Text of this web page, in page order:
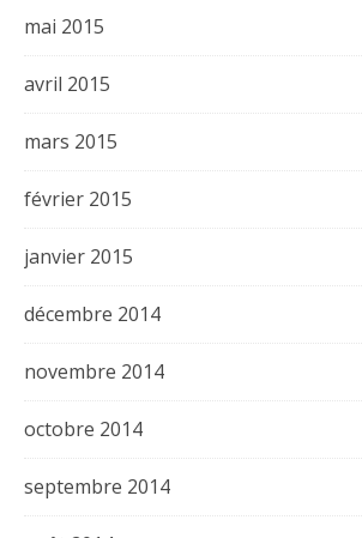
mai 2015
avril 2015
mars 2015
février 2015
janvier 2015
décembre 2014
novembre 2014
octobre 2014
septembre 2014